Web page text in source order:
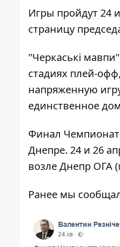
Игры пройдут 24
страницу
"Черкаські
стадиях плей-
напряженную
единственное
Финал
Днепре. 24 и 26
возле Днепр ОГА
Ранее мы